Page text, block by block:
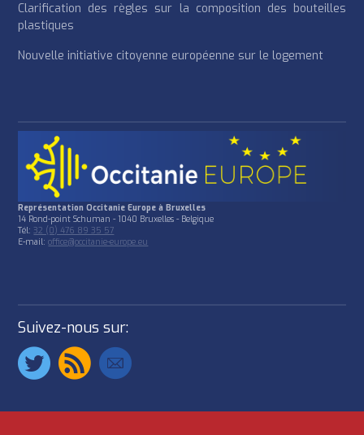
Clarification des règles sur la composition des bouteilles
plastiques
Nouvelle initiative citoyenne européenne sur le logement
Représentation Occitanie Europe à Bruxelles
14 Rond-point Schuman - 1040 Bruxelles - Belgique
Tél:32 (0) 476 89 35 57
E-mail:office@occitanie-europe.eu
Suivez-nous sur: